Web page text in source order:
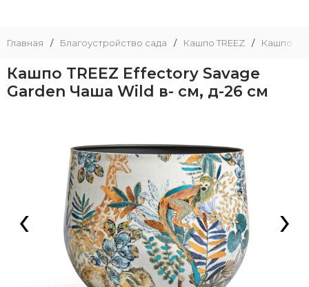
Главная / Благоустройство сада / Кашпо TREEZ / Кашпо
Кашпо TREEZ Effectory Savage
Garden Чаша Wild в- см, д-26 см
‹ ›